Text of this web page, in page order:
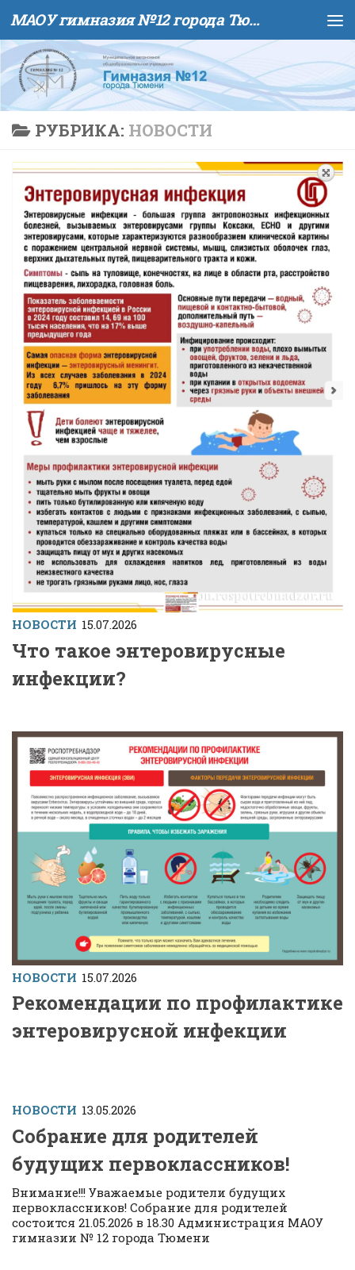
Skip to content МАОУ гимназия №12 города Тюмени
РУБРИКА: НОВОСТИ
НОВОСТИ 15.07.2026
Что такое энтеровирусные
инфекции?
НОВОСТИ 15.07.2026
Рекомендации по профилактике
энтеровирусной инфекции
НОВОСТИ 13.05.2026
Собрание для родителей
будущих первоклассников!
Внимание!!! Уважаемые родители будущих
первоклассников! Собрание для родителей
состоится 21.05.2026 в 18.30 Администрация МАОУ
гимназии № 12 города Тюмени